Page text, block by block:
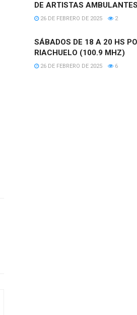
DE ARTISTAS
26 DE FEBRERO DE 2025 2
SÁBADOS DE 18 A 20 HS
RIACHUELO (100.9 MHZ)
26 DE FEBRERO DE 2025 6